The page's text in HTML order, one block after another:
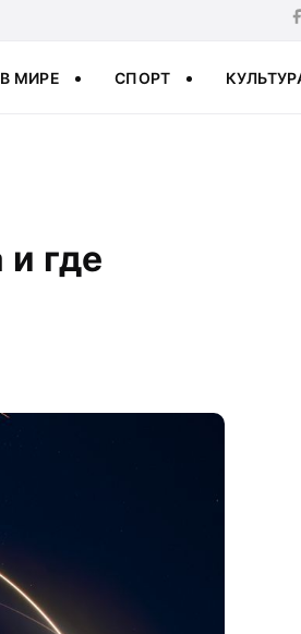
В МИРЕ СПОРТ
где